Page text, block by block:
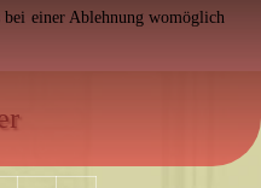
bei einer Ablehnung womöglich